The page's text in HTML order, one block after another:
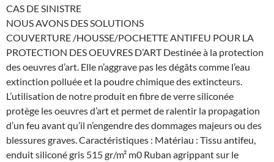
CAS DE SINISTRE
NOUS AVONS DES SOLUTIONS
COUVERTURE /HOUSSE/POCHETTE ANTIFEU POUR LA
PROTECTION DES OEUVRES D’ART Destinée à la protection
des oeuvres d’art. Elle n’aggrave pas les dégâts comme l’eau
extinction polluée et la poudre chimique des extincteurs.
L’utilisation de notre produit en fibre de verre siliconée
protège les oeuvres d’art et permet de ralentir la propagation
d’un feu avant qu’il n’engendre des dommages majeurs ou des
blessures graves. Caractéristiques : Matériau : Tissu antifeu,
enduit siliconé gris 515 gr/m² m0 Ruban agrippant sur le